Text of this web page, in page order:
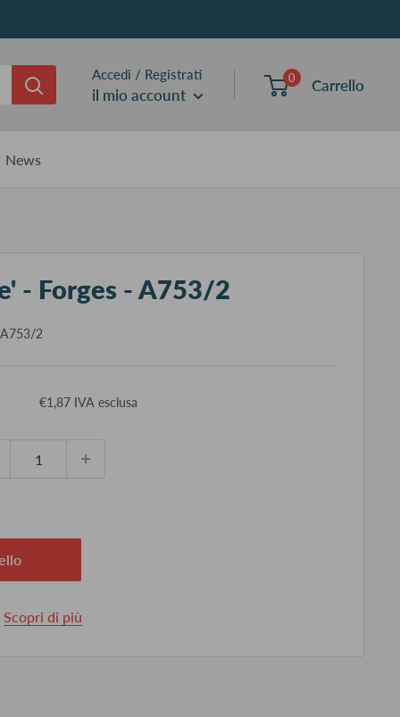
Accedi / Registrati
il mio account
0 Carrello
News
- Forges - A753/2
2
€1,87 IVA esclusa
Scopri di più